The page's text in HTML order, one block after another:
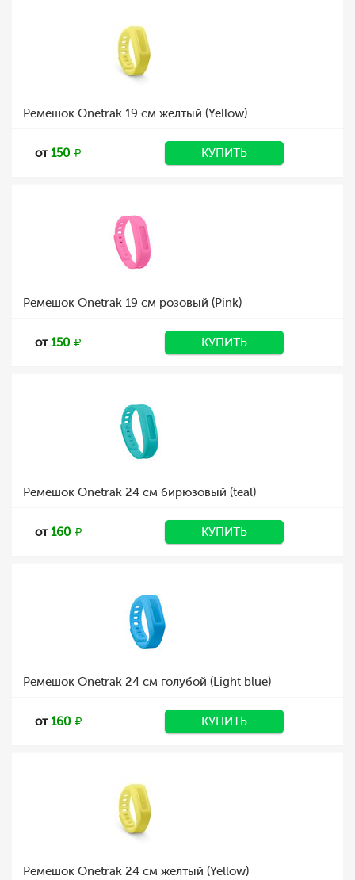
Ремешок Onetrak 19 см желтый (Yellow)
от150 КУПИТЬ
Ремешок Onetrak 19 см розовый (Pink)
от150 КУПИТЬ
Ремешок Onetrak 24 см бирюзовый (teal)
от160 КУПИТЬ
Ремешок Onetrak 24 см голубой (Light blue)
от160 КУПИТЬ
Ремешок Onetrak 24 см желтый (Yellow)